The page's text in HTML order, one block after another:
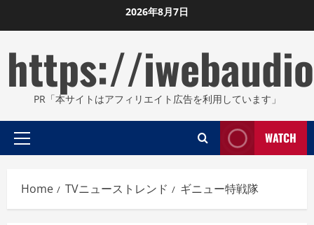
to
2026年8月7日
https://
PR「本サイトはアフィリエイト広告を利用しています」
Primary
WATCH
Home TVニューストレンド ギニュー特戦隊